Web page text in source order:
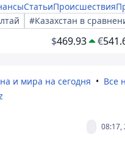
СтатьиПроисшествия
#Казахстан в
$469.93 €
и мира на сегодня
Все
08:17,